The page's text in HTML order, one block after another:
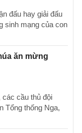
đấu hay giải đấu
sinh mạng của con
ăn mừng
các cầu thủ đội
Tổng thống Nga,